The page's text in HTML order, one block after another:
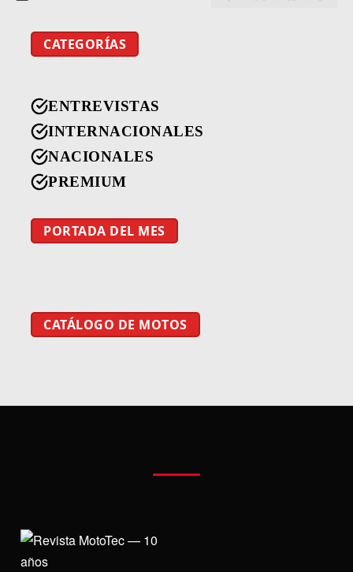
CATEGORÍAS
ENTREVISTAS
INTERNACIONALES
NACIONALES
PREMIUM
PORTADA DEL MES
CATÁLOGO DE MOTOS